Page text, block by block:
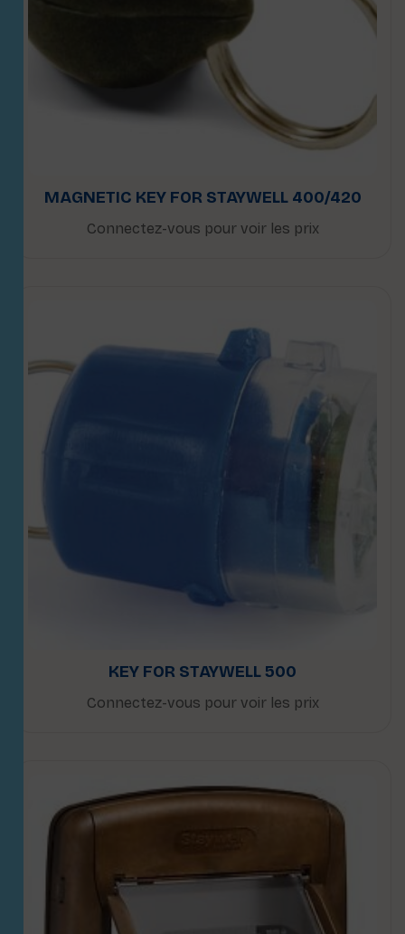
MAGNETIC KEY FOR STAYWELL 400/420
Connectez-vous pour voir les prix
KEY FOR STAYWELL 500
Connectez-vous pour voir les prix